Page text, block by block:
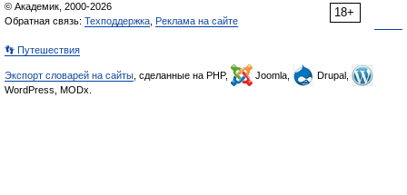
18+
© Академик, 2000-2026
Обратная связь: Техподдержка Реклама на сайте
👣 Путешествия
Экспорт словарей на сайты , сделанные на PHP, Joomla,
Drupal,
WordPress, MODx.